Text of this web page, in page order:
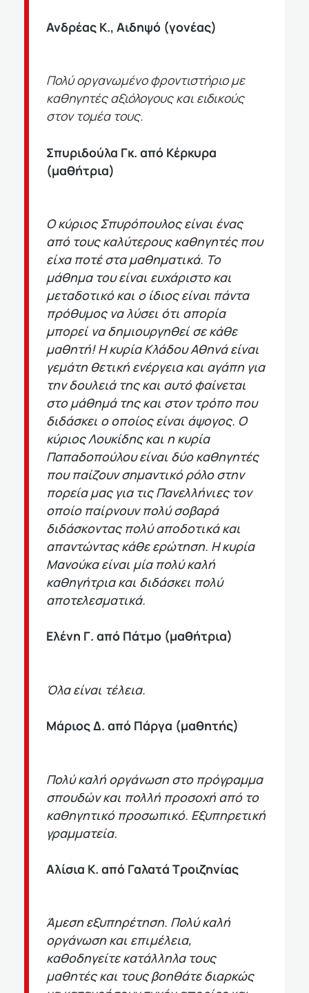
Ανδρέας Κ., Αιδηψό (γονέας)
Πολύ οργανωμένο φροντιστήριο με
καθηγητές αξιόλογους και ειδικούς
στον τομέα τους.
Σπυριδούλα Γκ. από Κέρκυρα
(μαθήτρια)
Ο κύριος Σπυρόπουλος είναι ένας
από τους καλύτερους καθηγητές που
είχα ποτέ στα μαθηματικά. Το
μάθημα του είναι ευχάριστο και
μεταδοτικό και ο ίδιος είναι πάντα
πρόθυμος να λύσει ότι απορία
μπορεί να δημιουργηθεί σε κάθε
μαθητή! Η κυρία Κλάδου Αθηνά είναι
γεμάτη θετική ενέργεια και αγάπη για
την δουλειά της και αυτό φαίνεται
στο μάθημά της και στον τρόπο που
διδάσκει ο οποίος είναι άψογος. Ο
κύριος Λουκίδης και η κυρία
Παπαδοπούλου είναι δύο καθηγητές
που παίζουν σημαντικό ρόλο στην
πορεία μας για τις Πανελλήνιες τον
οποίο παίρνουν πολύ σοβαρά
διδάσκοντας πολύ αποδοτικά και
απαντώντας κάθε ερώτηση. Η κυρία
Μανούκα είναι μία πολύ καλή
καθηγήτρια και διδάσκει πολύ
αποτελεσματικά.
Ελένη Γ. από Πάτμο (μαθήτρια)
Όλα είναι τέλεια.
Μάριος Δ. από Πάργα (μαθητής)
Πολύ καλή οργάνωση στο πρόγραμμα
σπουδών και πολλή προσοχή από το
καθηγητικό προσωπικό. Εξυπηρετική
γραμματεία.
Αλίσια Κ. από Γαλατά Τροιζηνίας
Άμεση εξυπηρέτηση. Πολύ καλή
οργάνωση και επιμέλεια,
καθοδηγείτε κατάλληλα τους
μαθητές και τους βοηθάτε διαρκώς